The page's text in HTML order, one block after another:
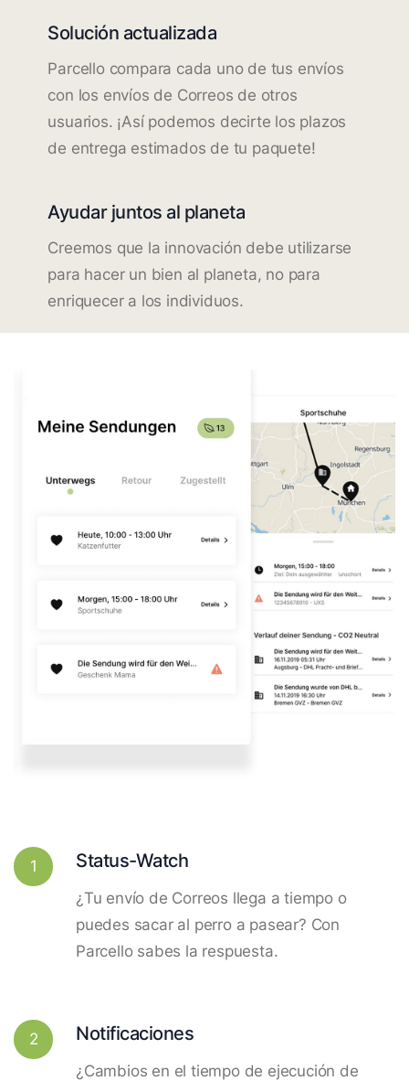
Solución actualizada
Parcello compara cada uno de tus envíos
con los envíos de Correos de otros
usuarios. ¡Así podemos decirte los plazos
de entrega estimados de tu paquete!
Ayudar juntos al planeta
Creemos que la innovación debe utilizarse
para hacer un bien al planeta, no para
enriquecer a los individuos.
1 Status-Watch
¿Tu envío de Correos llega a tiempo o
puedes sacar al perro a pasear? Con
Parcello sabes la respuesta.
2 Notificaciones
¿Cambios en el tiempo de ejecución de